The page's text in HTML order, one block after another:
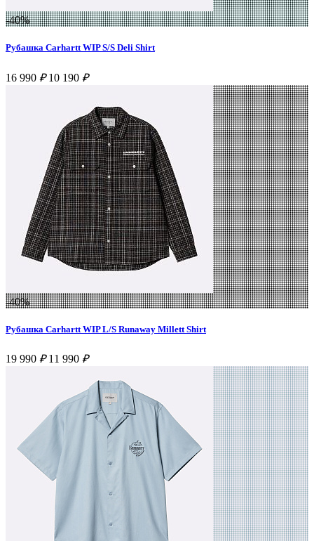
-40%
Рубашка Carhartt WIP S/S Deli Shirt
16 990 ₽ 10 190 ₽
-40%
Рубашка Carhartt WIP L/S Runaway Millett Shirt
19 990 ₽ 11 990 ₽